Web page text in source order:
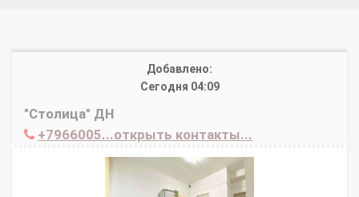
Добавлено:
Сегодня 04:09
"Столица" ДН
+7966005...открыть контакты...